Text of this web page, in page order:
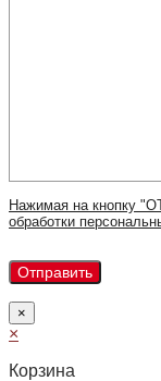
Нажимая на кнопку
обработки
×
×
Корзина